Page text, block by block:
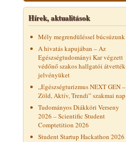
Hírek, aktualitások
Mély megrendüléssel búcsúzunk
A hivatás kapujában – Az
Egészségtudományi Kar végzett
védőnő szakos hallgatói átvették
jelvényüket
„Egészségturizmus NEXT GEN –
Zöld, Aktív, Trendi” szakmai nap
Tudományos Diákköri Verseny
2026 – Scientific Student
Comptetition 2026
Student Startup Hackathon 2026